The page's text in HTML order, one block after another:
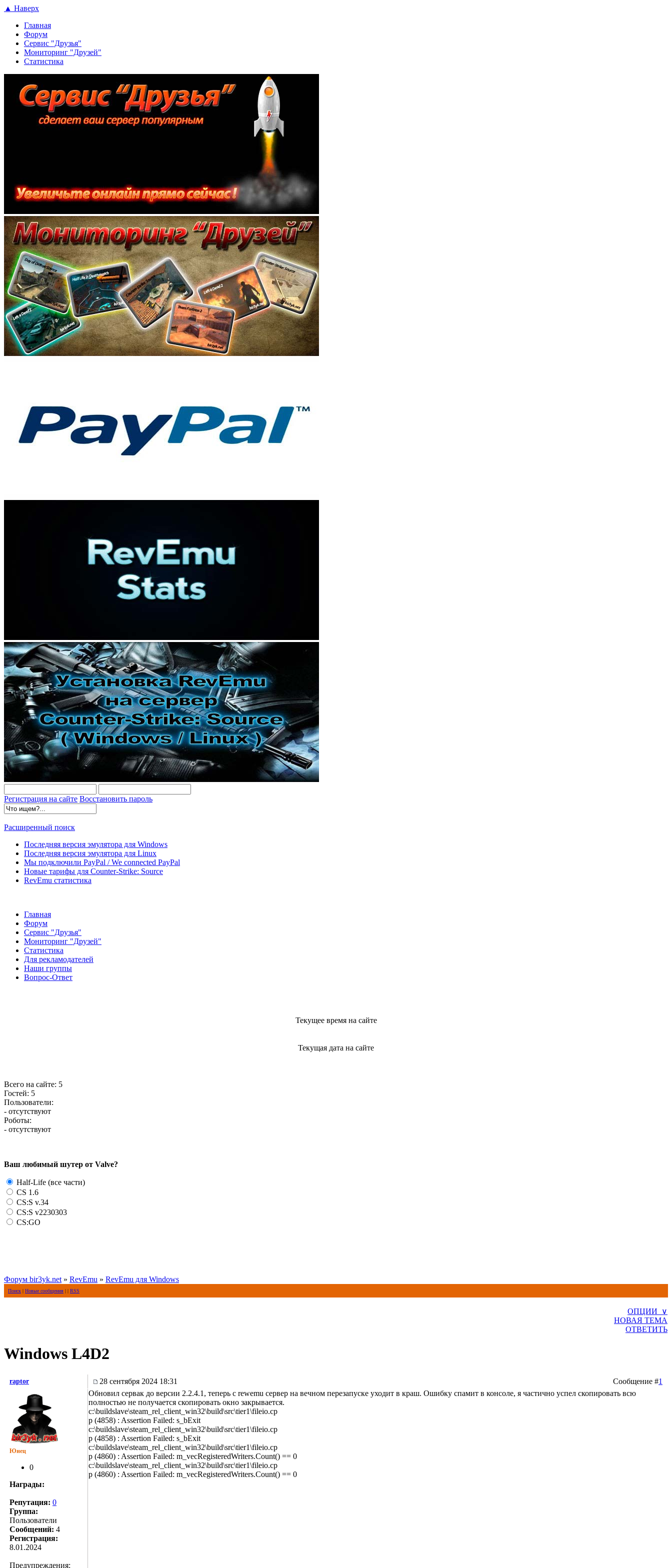
▲ Наверх
Главная
Форум
Сервис "Друзья"
Мониторинг "Друзей"
Статистика
Регистрация на сайте Восстановить пароль
Расширенный поиск
Последняя версия эмулятора для Windows
Последняя версия эмулятора для Linux
Мы подключили PayPal / We connected PayPal
Новые тарифы для Counter-Strike: Source
RevEmu статистика
Главная
Форум
Сервис "Друзья"
Мониторинг "Друзей"
Статистика
Для рекламодателей
Наши группы
Вопрос-Ответ
Текущее время на сайте
Текущая дата на сайте
Всего на сайте: 5
Гостей: 5
Пользователи:
- отсутствуют
Роботы:
- отсутствуют
Ваш любимый шутер от Valve?
Half-Life (все части)
CS 1.6
CS:S v.34
CS:S v2230303
CS:GO
Форум bir3yk.net » RevEmu » RevEmu для Windows
Поиск | Новые сообщения | | RSS
ОПЦИИ ∨
НОВАЯ ТЕМА
ОТВЕТИТЬ
Windows L4D2
raptor 28 сентября 2024 18:31 Сообщение #1
Юнец
0
Награды:
Репутация: 0
Группа:
Пользователи
Сообщений: 4
Регистрация:
8.01.2024
Предупреждения:
Обновил сервак до версии 2.2.4.1, теперь с rewemu сервер на вечном перезапуске уходит в краш. Ошибку спамит в консоле, я частично успел скопировать всю
полностью не получается скопировать окно закрывается.
c:\buildslave\steam_rel_client_win32\build\src\tier1\fileio.cp
p (4858) : Assertion Failed: s_bExit
c:\buildslave\steam_rel_client_win32\build\src\tier1\fileio.cp
p (4858) : Assertion Failed: s_bExit
c:\buildslave\steam_rel_client_win32\build\src\tier1\fileio.cp
p (4860) : Assertion Failed: m_vecRegisteredWriters.Count() == 0
c:\buildslave\steam_rel_client_win32\build\src\tier1\fileio.cp
p (4860) : Assertion Failed: m_vecRegisteredWriters.Count() == 0